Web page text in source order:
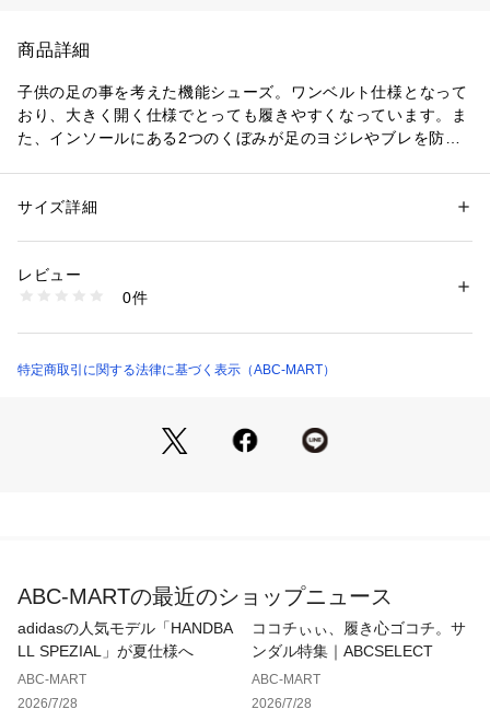
商品詳細
子供の足の事を考えた機能シューズ。ワンベルト仕様となって
おり、大きく開く仕様でとっても履きやすくなっています。ま
た、インソールにある2つのくぼみが足のヨジレやブレを防
このシューズの作りは標準です。
性別：キッズ・ベビー
素材：合成繊維
洗濯：-
※詳しい洗濯方法については、商品の品質表示タグをご覧ください
7062380002 （ショップ）
サイズ詳細
レビュー
0件
特定商取引に関する法律に基づく表示（ABC-MART）
ABC-MARTの最近のショップニュース
adidasの人気モデル「HANDBA
LL SPEZIAL」が夏仕様へ
ABC-MART
2026/7/28
ココチぃぃ、履き心ゴコチ。サ
ンダル特集｜ABCSELECT
ABC-MART
2026/7/28